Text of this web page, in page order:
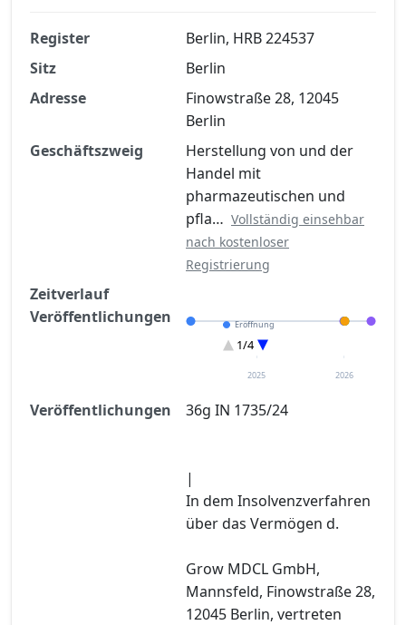
Finanzkennzahlen nach kostenloser
Registrierung verfügbar
Jetzt kostenlos registrieren
Register
Berlin, HRB 224537
Sitz
Berlin
Adresse
Finowstraße 28, 12045
Berlin
Geschäftszweig
Herstellung von und der
Handel mit
pharmazeutischen und
pfla… Vollständig einsehbar
nach kostenloser
Registrierung
Zeitverlauf
Veröffentlichungen
Eröffnung
Entscheidung im Verfahren
Sonstiges
1/4
2025 2026
Veröffentlichungen 36g IN 1735/24
|
In dem Insolvenzverfahren
über das Vermögen d.
Grow MDCL GmbH,
Mannsfeld, Finowstraße 28,
12045 Berlin, vertreten